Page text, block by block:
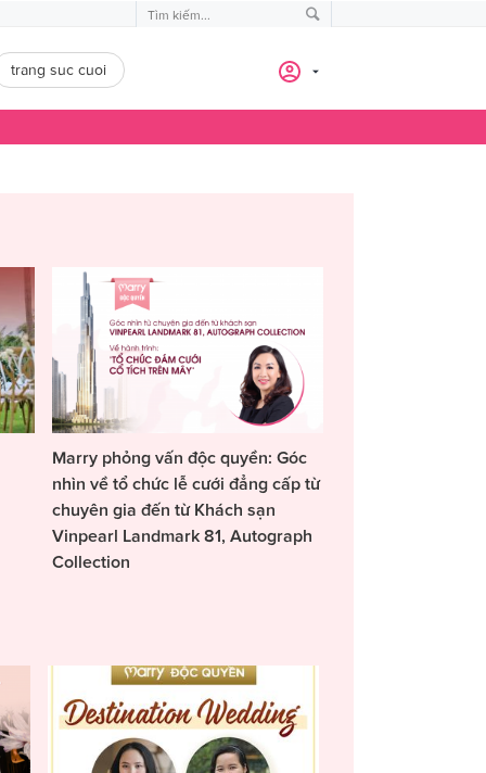
trang suc cuoi
Marry phỏng vấn độc quyền: Góc
nhìn về tổ chức lễ cưới đẳng cấp từ
chuyên gia đến từ Khách sạn
Vinpearl Landmark 81, Autograph
Collection